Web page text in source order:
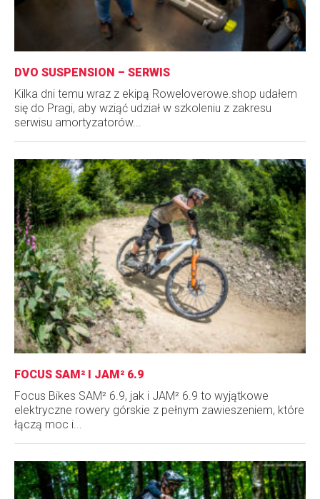
DVO SUSPENSION – SERWIS
Kilka dni temu wraz z ekipą Roweloverowe.shop udałem
się do Pragi, aby wziąć udział w szkoleniu z zakresu
serwisu amortyzatorów...
FOCUS SAM² I JAM² 6.9
Focus Bikes SAM² 6.9, jak i JAM² 6.9 to wyjątkowe
elektryczne rowery górskie z pełnym zawieszeniem, które
łączą moc i...